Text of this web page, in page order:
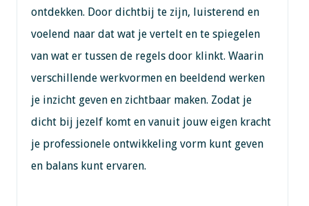
ontdekken. Door dichtbij te zijn, luisterend en
voelend naar dat wat je vertelt en te spiegelen
van wat er tussen de regels door klinkt. Waarin
verschillende werkvormen en beeldend werken
je inzicht geven en zichtbaar maken. Zodat je
dicht bij jezelf komt en vanuit jouw eigen kracht
je professionele ontwikkeling vorm kunt geven
en balans kunt ervaren.